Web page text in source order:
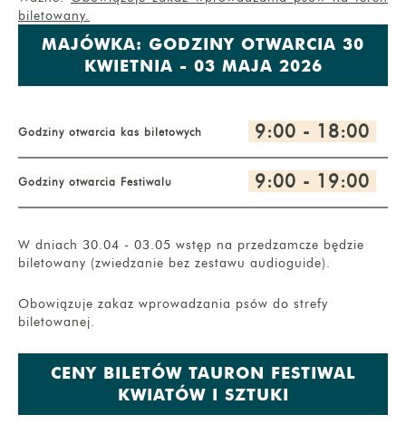
biletowany.
MAJÓWKA: GODZINY OTWARCIA 30
KWIETNIA - 03 MAJA 2026
Godziny otwarcia kas biletowych 9:00 - 18:00
Godziny otwarcia Festiwalu 9:00 - 19:00
W dniach 30.04 - 03.05 wstęp na przedzamcze będzie
biletowany (zwiedzanie bez zestawu audioguide).
Obowiązuje zakaz wprowadzania psów do strefy
biletowanej.
CENY BILETÓW TAURON FESTIWAL
KWIATÓW I SZTUKI